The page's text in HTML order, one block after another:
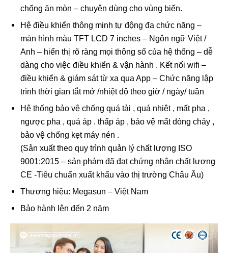
chống ăn mòn – chuyên dùng cho vùng biển.
Hệ điều khiển thông minh tự động đa chức năng –
màn hình màu TFT LCD 7 inches – Ngôn ngữ Việt /
Anh – hiển thị rõ ràng mọi thông số của hệ thống – dễ
dàng cho việc điều khiển & vận hành . Kết nối wifi –
điều khiển & giám sát từ xa qua App – Chức năng lập
trình thời gian tắt mở /nhiệt độ theo giờ / ngày/ tuần
Hệ thống bảo vệ chống quá tải , quá nhiệt , mất pha ,
ngược pha , quá áp . thấp áp , bảo vệ mất dòng chảy ,
bảo vệ chống kẹt máy nén .
(Sản xuất theo quy trình quản lý chất lượng ISO
9001:2015 – sản phảm đã đạt chứng nhận chất lượng
CE -Tiêu chuẩn xuất khẩu vào thị trường Châu Âu)
Thương hiệu: Megasun – Việt Nam
Bảo hành lên đến 2 năm